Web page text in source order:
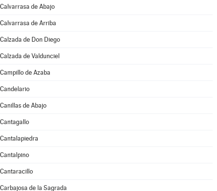
Calvarrasa de Abajo
Calvarrasa de Arriba
Calzada de Don Diego
Calzada de Valdunciel
Campillo de Azaba
Candelario
Canillas de Abajo
Cantagallo
Cantalapiedra
Cantalpino
Cantaracillo
Carbajosa de la Sagrada